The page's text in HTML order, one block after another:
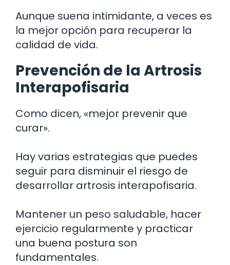
Aunque suena intimidante, a veces es
la mejor opción para recuperar la
calidad de vida.
Prevención de la Artrosis
Interapofisaria
Como dicen, «mejor prevenir que
curar».
Hay varias estrategias que puedes
seguir para disminuir el riesgo de
desarrollar artrosis interapofisaria.
Mantener un peso saludable, hacer
ejercicio regularmente y practicar
una buena postura son
fundamentales.